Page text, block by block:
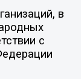
в
с